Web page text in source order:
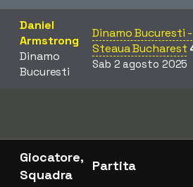
Daniel
Armstrong
Dinamo
Bucuresti
Dinamo Bucuresti -
Steaua Bucharest
Sab 2 agosto 2025
Giocatore,
Squadra
Partita